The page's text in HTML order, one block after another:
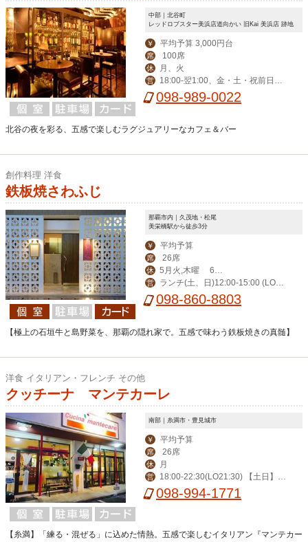
中部｜北谷町
レッドロブスター美浜店道向かい 旧Kai 美浜店 跡地
￥ 平均予算 3,000円台
席 100席
休 月、火
営
18:00-翌1:00、金・土・祝前日17:
00-翌1:00
098-989-0022
北谷の夜を彩る、五感で楽しむラグジュアリーなカフェ＆バー
創作料理 洋食
鉄板焼さわふじ
那覇市内｜久茂地・松尾
美栄橋駅から徒歩3分
￥ 平均予算
席 26席
休
5月火,木曜 6月
火曜が定休日となり
ます
営
ランチ(土、日)12:00-15:00 (LO1
4:00) ディナー17:00-23:00(LO22:00)
098-860-8803
【極上の石垣牛と島野菜を、那覇の隠れ家で。五感で味わう鉄板焼きの真髄】
洋食 イタリアン・フレンチ その他
クッチーナ マンテカーレ
南部｜糸満市・豊見城市
￥ 平均予算
席 26席
休 月
営
18:00-22:30(LO21:30) 【土日】 1
2:00-15:00(LO14:00) 18:00-22:30(LO
098-994-1771
【糸満】「練る・混ぜる」に込めた情熱。五感で楽しむイタリアン『マンテカー